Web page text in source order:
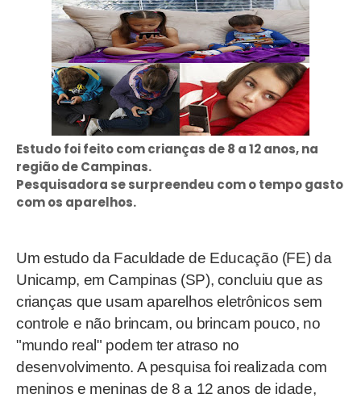
Estudo foi feito com crianças de 8 a 12 anos, na
região de Campinas.
Pesquisadora se surpreendeu com o tempo gasto
com os aparelhos.
Um estudo da Faculdade de Educação (FE) da
Unicamp, em Campinas (SP), concluiu que as
crianças que usam aparelhos eletrônicos sem
controle e não brincam, ou brincam pouco, no
"mundo real" podem ter atraso no
desenvolvimento. A pesquisa foi realizada com
meninos e meninas de 8 a 12 anos de idade,